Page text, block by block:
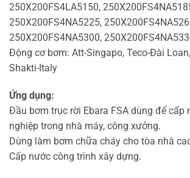
250X200FS4LA5150,
250X200FS4NA5225,
250X200FS4NA5300,
Động cơ bơm: Att-Singapo, Teco-Đài
Shakti-Italy
Ứng dụng:
Đầu bơm trục rời Ebara FSA dùng để cấp
nghiệp trong nhà máy, công xưởng.
Dùng làm bơm chữa cháy cho tòa nhà
Cấp nước công trình xây dựng.